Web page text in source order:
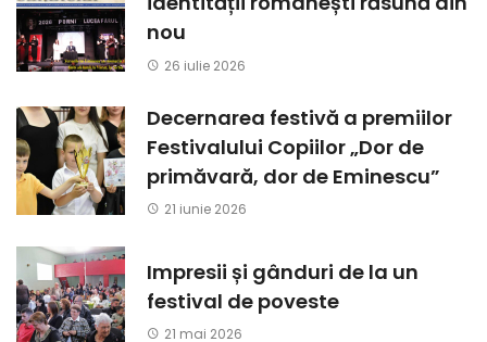
nou
26 iulie 2026
Decernarea festivă a premiilor
Festivalului Copiilor „Dor de
primăvară, dor de Eminescu”
21 iunie 2026
Impresii și gânduri de la un
festival de poveste
21 mai 2026